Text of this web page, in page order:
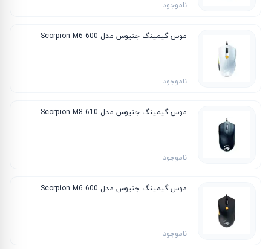
ناموجود
موس گیمینگ جنیوس مدل Scorpion M6 600
ناموجود
موس گیمینگ جنیوس مدل Scorpion M8 610
ناموجود
موس گیمینگ جنیوس مدل Scorpion M6 600
ناموجود